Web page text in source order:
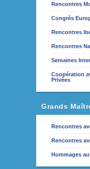
Rencontres
Congrès
Rencontres
Rencontres
Semaines
Coopération
Privées
Grands
Rencontres
Rencontres
Hommages